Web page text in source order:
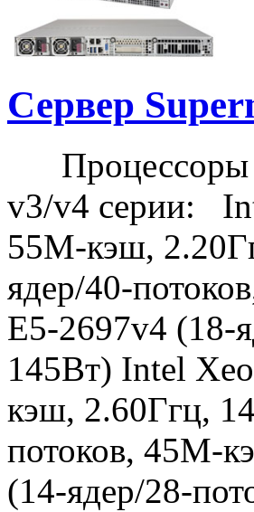
Сервер
Процессоры
v3/v4 серии:
55M-кэш,
ядер/40-
E5-2697v4 (18-
145Вт) Intel
кэш, 2.60Ггц,
потоков, 45M-
(14-ядер/28-